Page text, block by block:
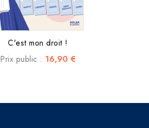
C'est mon droit !
Prix public : 16,90 €